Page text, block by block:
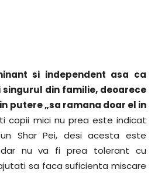
si independent asa ca
din familie, deoarece
putere „sa ramana doar el in
copii mici nu prea este indicat
Shar Pei, desi acesta este
nu va fi prea tolerant cu
sa faca suficienta miscare